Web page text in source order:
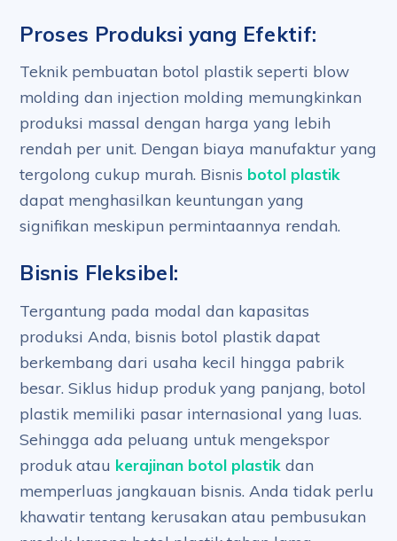
Proses Produksi yang Efektif:
Teknik pembuatan botol plastik seperti blow
molding dan injection molding memungkinkan
produksi massal dengan harga yang lebih
rendah per unit. Dengan biaya manufaktur yang
tergolong cukup murah. Bisnis botol plastik
dapat menghasilkan keuntungan yang
signifikan meskipun permintaannya rendah.
Bisnis Fleksibel:
Tergantung pada modal dan kapasitas
produksi Anda, bisnis botol plastik dapat
berkembang dari usaha kecil hingga pabrik
besar. Siklus hidup produk yang panjang, botol
plastik memiliki pasar internasional yang luas.
Sehingga ada peluang untuk mengekspor
produk atau kerajinan botol plastik dan
memperluas jangkauan bisnis. Anda tidak perlu
khawatir tentang kerusakan atau pembusukan